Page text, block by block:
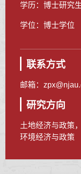
学历：博士研究
学位：博士学位
联系方式
邮箱：
研究方向
土地经济与政策
环境经济与政策